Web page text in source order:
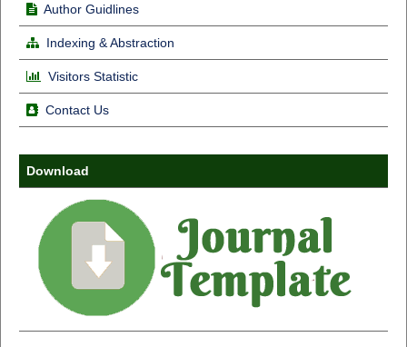
Author Guidlines
Indexing & Abstraction
Visitors Statistic
Contact Us
Download